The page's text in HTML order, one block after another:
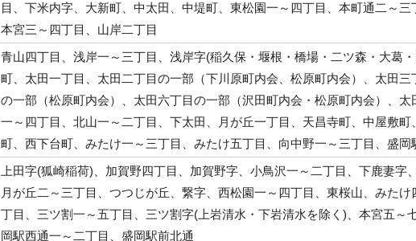
目、下米内字、大新町、中太田、中堤町、東松園一～四丁目、本町通二～三
本宮三～四丁目、山岸二丁目
青山四丁目、浅岸一～三丁目、浅岸字(稲久保・堰根・橋場・二ツ森・大葛
町、太田一丁目、太田二丁目の一部（下川原町内会、松原町内会）、太田三
の一部（松原町内会）、太田六丁目の一部（沢田町内会・松原町内会）、太
一～四丁目、北山一～二丁目、下太田、月が丘一丁目、天昌寺町、中屋敷町
町、西下台町、みたけ一～三丁目、みたけ五丁目、向中野一～三丁目、盛岡
上田字(狐崎稲荷)、加賀野四丁目、加賀野字、小鳥沢一～二丁目、下鹿妻字
月が丘二～三丁目、つつじが丘、繋字、西松園一～四丁目、東桜山、みたけ
丁目、三ツ割一～五丁目、三ツ割字(上岩清水・下岩清水を除く)、本宮五～
岡駅西通一～二丁目、盛岡駅前北通